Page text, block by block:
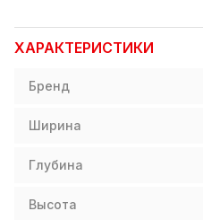
ХАРАКТЕРИСТИКИ
Бренд
Ширина
Глубина
Высота